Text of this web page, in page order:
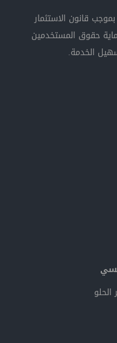
قانون الاستثمار
2015 وذلك لحماية حقوق المستخدمين
الخدمة.